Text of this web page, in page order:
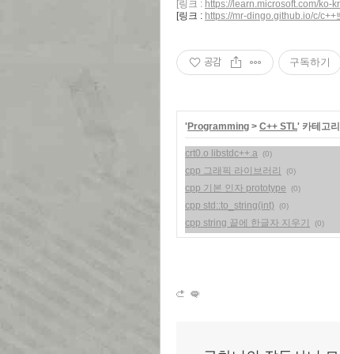
[링크 : https://learn.microsoft.com/ko-
[링크 : https://mr-dingo.github.io/c/
공감 구독하기
'Programming > C++ STL' 카테고
crt0.o libstdc++.a (0)
cpp 그래픽 라이브러리 (0)
cpp 기본 인자 prototype (0)
cpp std::to_string(int) (0)
cpp string 끝에 한글자 지우기 (0)